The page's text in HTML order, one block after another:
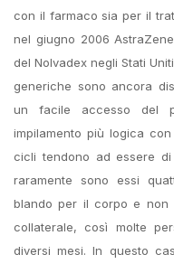
con il farmaco sia per il
nel giugno 2006
del Nolvadex negli Stati
generiche sono ancora
un facile accesso del
impilamento più logica
cicli tendono ad essere
raramente sono essi
blando per il corpo e non
collaterale, così molte
diversi mesi. In questo